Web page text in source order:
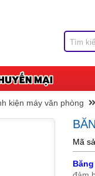
kiện máy văn phòng
Mã